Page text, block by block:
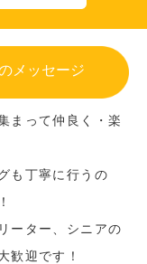
メッセージ
まって仲良く・楽
も丁寧に行うの
ーター、シニアの
歓迎です！